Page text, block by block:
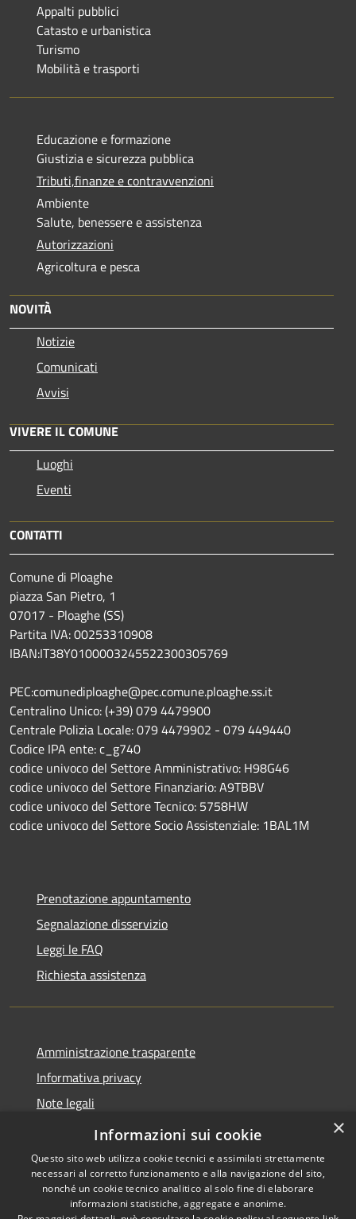
Appalti pubblici
Catasto e urbanistica
Turismo
Mobilità e trasporti
Educazione e formazione
Giustizia e sicurezza pubblica
Tributi,finanze e contravvenzioni
Ambiente
Salute, benessere e assistenza
Autorizzazioni
Agricoltura e pesca
NOVITÀ
Notizie
Comunicati
Avvisi
VIVERE IL COMUNE
Luoghi
Eventi
CONTATTI
Comune di Ploaghe
piazza San Pietro, 1
07017 - Ploaghe (SS)
Partita IVA: 00253310908
IBAN:IT38Y0100003245522300305769
PEC:comunediploaghe@pec.comune.ploaghe.ss.it
Centralino Unico: (+39) 079 4479900
Centrale Polizia Locale: 079 4479902 - 079 449440
Codice IPA ente: c_g740
codice univoco del Settore Amministrativo: H98G46
codice univoco del Settore Finanziario: A9TBBV
codice univoco del Settore Tecnico: 5758HW
codice univoco del Settore Socio Assistenziale: 1BAL1M
Prenotazione appuntamento
Segnalazione disservizio
Leggi le FAQ
Richiesta assistenza
Amministrazione trasparente
Informativa privacy
Note legali
Dichiarazione di accessibilità
Copyright © 2026 • Comune di
×
Informazioni sui cookie
Questo sito web utilizza cookie tecnici e assimilati strettamente
necessari al corretto funzionamento e alla navigazione del sito,
nonché un cookie tecnico analitico al solo fine di elaborare
informazioni statistiche, aggregate e anonime.